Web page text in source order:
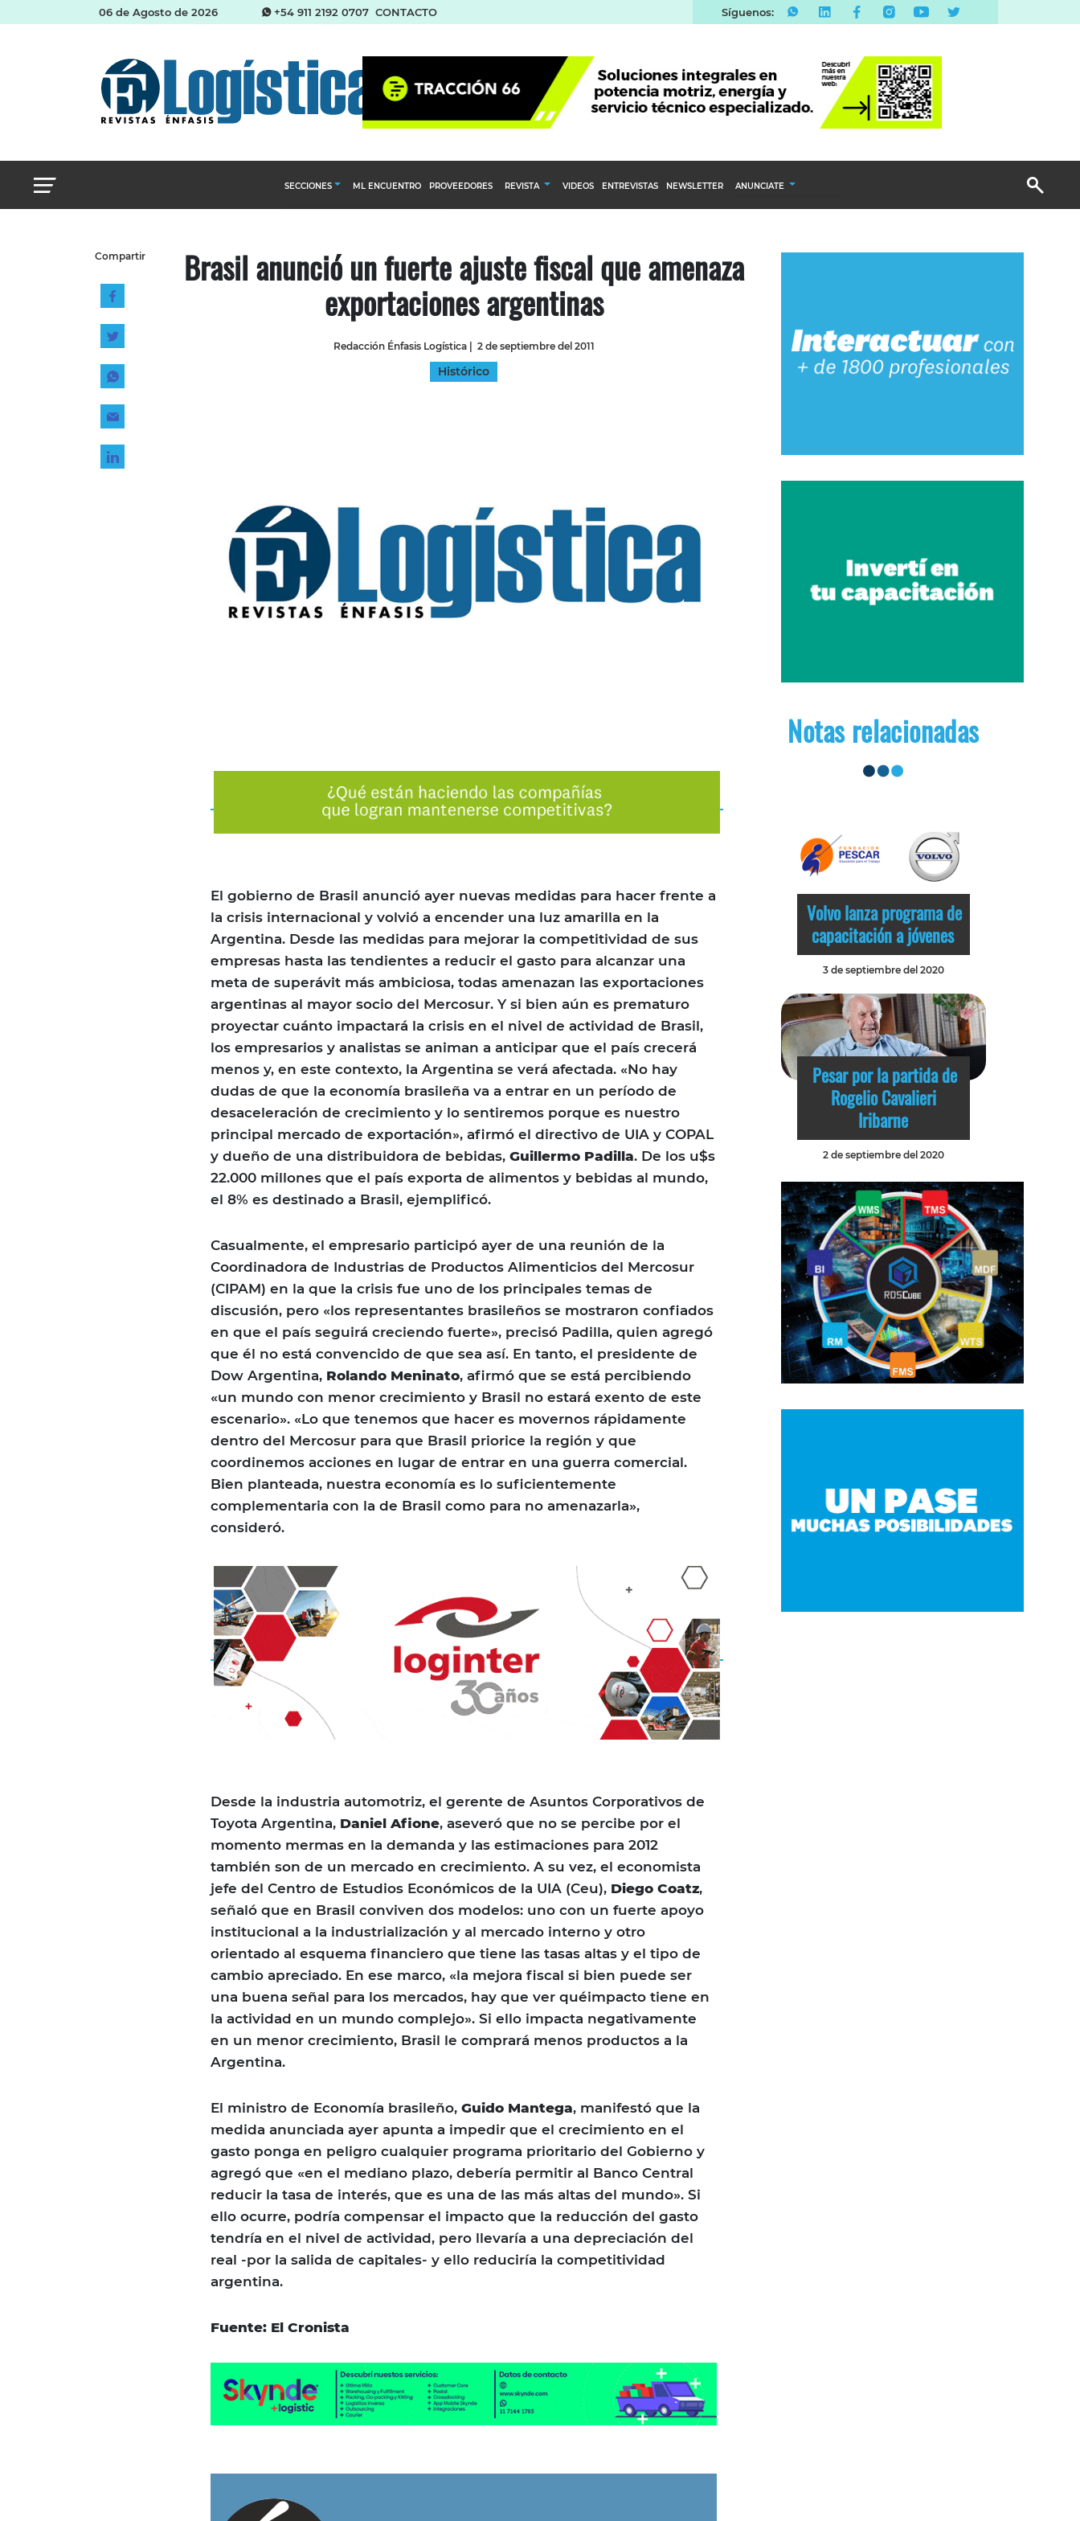
06 de Agosto de 2026 +54 911 2192 0707 CONTACTO Síguenos:
SECCIONES
Almacenes e inventarios
Cadena de Suministro del Agro
Logística y distribución
Management
ML ENCUENTRO PROVEEDORES REVISTA VIDEOS ENTREVISTAS NEWSLETTER ANUNCIATE
Email Marketing
Compartir Brasil anunció un fuerte ajuste fiscal que amenaza
exportaciones argentinas
Redacción Énfasis Logística| 2 de septiembre del 2011
Histórico
El gobierno de Brasil anunció ayer nuevas medidas para hacer frente a
la crisis internacional y volvió a encender una luz amarilla en la
Argentina. Desde las medidas para mejorar la competitividad de sus
empresas hasta las tendientes a reducir el gasto para alcanzar una
meta de superávit más ambiciosa, todas amenazan las exportaciones
argentinas al mayor socio del Mercosur. Y si bien aún es prematuro
proyectar cuánto impactará la crisis en el nivel de actividad de Brasil,
los empresarios y analistas se animan a anticipar que el país crecerá
menos y, en este contexto, la Argentina se verá afectada. «No hay
dudas de que la economía brasileña va a entrar en un período de
desaceleración de crecimiento y lo sentiremos porque es nuestro
principal mercado de exportación», afirmó el directivo de UIA y COPAL
y dueño de una distribuidora de bebidas, Guillermo Padilla. De los u$s
22.000 millones que el país exporta de alimentos y bebidas al mundo,
el 8% es destinado a Brasil, ejemplificó.
Casualmente, el empresario participó ayer de una reunión de la
Coordinadora de Industrias de Productos Alimenticios del Mercosur
(CIPAM) en la que la crisis fue uno de los principales temas de
discusión, pero «los representantes brasileños se mostraron confiados
en que el país seguirá creciendo fuerte», precisó Padilla, quien agregó
que él no está convencido de que sea así. En tanto, el presidente de
Dow Argentina, Rolando Meninato, afirmó que se está percibiendo
«un mundo con menor crecimiento y Brasil no estará exento de este
escenario». «Lo que tenemos que hacer es movernos rápidamente
dentro del Mercosur para que Brasil priorice la región y que
coordinemos acciones en lugar de entrar en una guerra comercial.
Bien planteada, nuestra economía es lo suficientemente
complementaria con la de Brasil como para no amenazarla»,
consideró.
Desde la industria automotriz, el gerente de Asuntos Corporativos de
Toyota Argentina, Daniel Afione, aseveró que no se percibe por el
momento mermas en la demanda y las estimaciones para 2012
también son de un mercado en crecimiento. A su vez, el economista
jefe del Centro de Estudios Económicos de la UIA (Ceu), Diego Coatz,
señaló que en Brasil conviven dos modelos: uno con un fuerte apoyo
institucional a la industrialización y al mercado interno y otro
orientado al esquema financiero que tiene las tasas altas y el tipo de
cambio apreciado. En ese marco, «la mejora fiscal si bien puede ser
una buena señal para los mercados, hay que ver quéimpacto tiene en
la actividad en un mundo complejo». Si ello impacta negativamente
en un menor crecimiento, Brasil le comprará menos productos a la
Argentina.
El ministro de Economía brasileño, Guido Mantega, manifestó que la
medida anunciada ayer apunta a impedir que el crecimiento en el
gasto ponga en peligro cualquier programa prioritario del Gobierno y
agregó que «en el mediano plazo, debería permitir al Banco Central
reducir la tasa de interés, que es una de las más altas del mundo». Si
ello ocurre, podría compensar el impacto que la reducción del gasto
tendría en el nivel de actividad, pero llevaría a una depreciación del
real -por la salida de capitales- y ello reduciría la competitividad
argentina.
Fuente: El Cronista
Notas relacionadas
Volvo lanza programa de
capacitación a jóvenes
3 de septiembre del 2020
Pesar por la partida de
Rogelio Cavalieri
Iribarne
2 de septiembre del 2020